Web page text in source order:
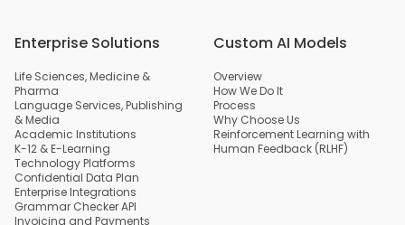
Enterprise Solutions
Life Sciences, Medicine &
Pharma
Language Services, Publishing
& Media
Academic Institutions
K-12 & E-Learning
Technology Platforms
Confidential Data Plan
Enterprise Integrations
Grammar Checker API
Invoicing and Payments
Custom AI Models
Overview
How We Do It
Process
Why Choose Us
Reinforcement Learning with
Human Feedback (RLHF)